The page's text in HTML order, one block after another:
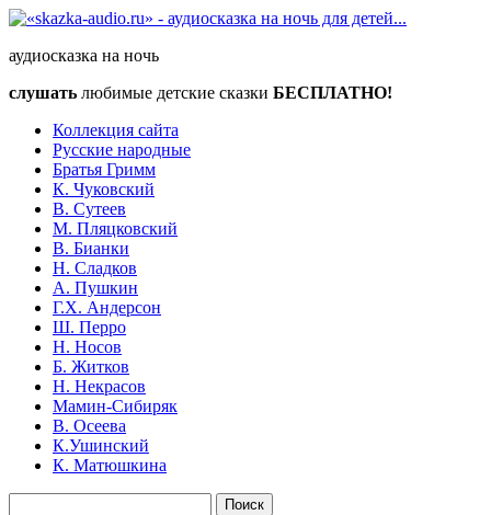
аудиосказка на ночь
слушать любимые детские сказки БЕСПЛАТНО!
Коллекция сайта
Русские народные
Братья Гримм
К. Чуковский
В. Сутеев
М. Пляцковский
В. Бианки
Н. Сладков
А. Пушкин
Г.Х. Андерсон
Ш. Перро
Н. Носов
Б. Житков
Н. Некрасов
Мамин-Сибиряк
В. Осеева
К.Ушинский
К. Матюшкина
Поиск